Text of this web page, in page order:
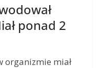
ponad 2
organizmie miał